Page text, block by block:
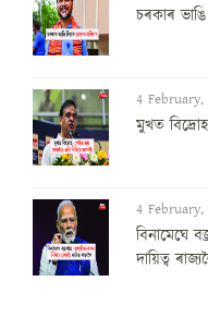
চৰকাৰ
4 February,
মুখত
4 February,
বিনামেঘে
দায়িত্ব